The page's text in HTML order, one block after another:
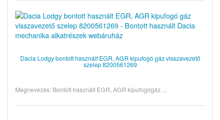
Dacia Lodgy bontott használt EGR, AGR kipufogó gáz visszavezető
szelep 8200561269
Megnevezés: Bontott használt EGR, AGR kipufogógáz ...